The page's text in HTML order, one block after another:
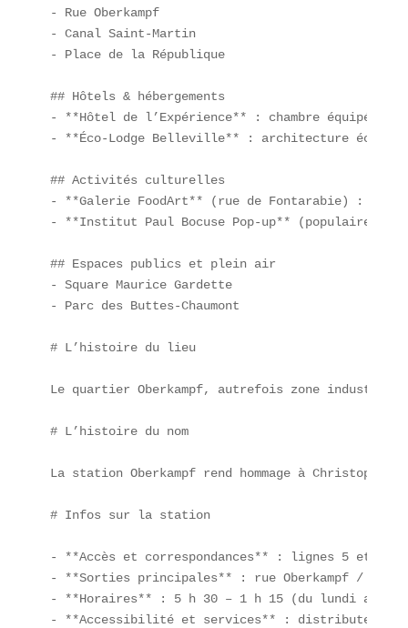
- Rue Oberkampf
- Canal Saint-Martin
- Place de la République
## Hôtels & hébergements
- **Hôtel de l’Expérience** : chambre équipée
- **Éco-Lodge Belleville** : architecture
## Activités culturelles
- **Galerie FoodArt** (rue de Fontarabie) :
- **Institut Paul Bocuse Pop-up** (populaire
## Espaces publics et plein air
- Square Maurice Gardette
- Parc des Buttes-Chaumont
# L’histoire du lieu
Le quartier Oberkampf, autrefois zone
# L’histoire du nom
La station Oberkampf rend hommage à
# Infos sur la station
- **Accès et correspondances** : lignes 5 et 9
- **Sorties principales** : rue Oberkampf /
- **Horaires** : 5 h 30 – 1 h 15 (du lundi au
- **Accessibilité et services** : distributeurs,